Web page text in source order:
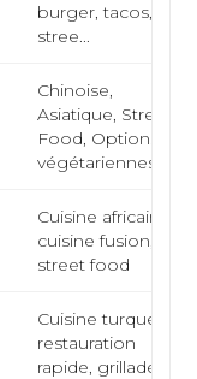
burger, tacos,
stree...
Chinoise,
Asiatique, Street
Food, Options
végétariennes...
Cuisine africaine,
cuisine fusion,
street food
Cuisine turque,
restauration
rapide, grillade